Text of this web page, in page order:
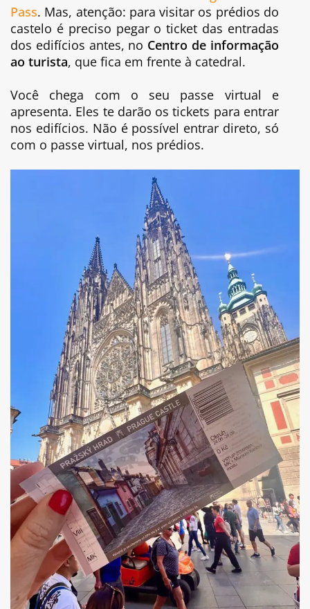
Pass. Mas, atenção: para visitar os prédios do
castelo é preciso pegar o ticket das entradas
dos edifícios antes, no Centro de informação
ao turista, que fica em frente à catedral.
Você chega com o seu passe virtual e
apresenta. Eles te darão os tickets para entrar
nos edifícios. Não é possível entrar direto, só
com o passe virtual, nos prédios.